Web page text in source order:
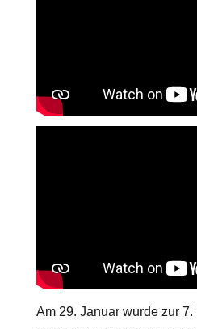
Am 29. Januar wurde zur